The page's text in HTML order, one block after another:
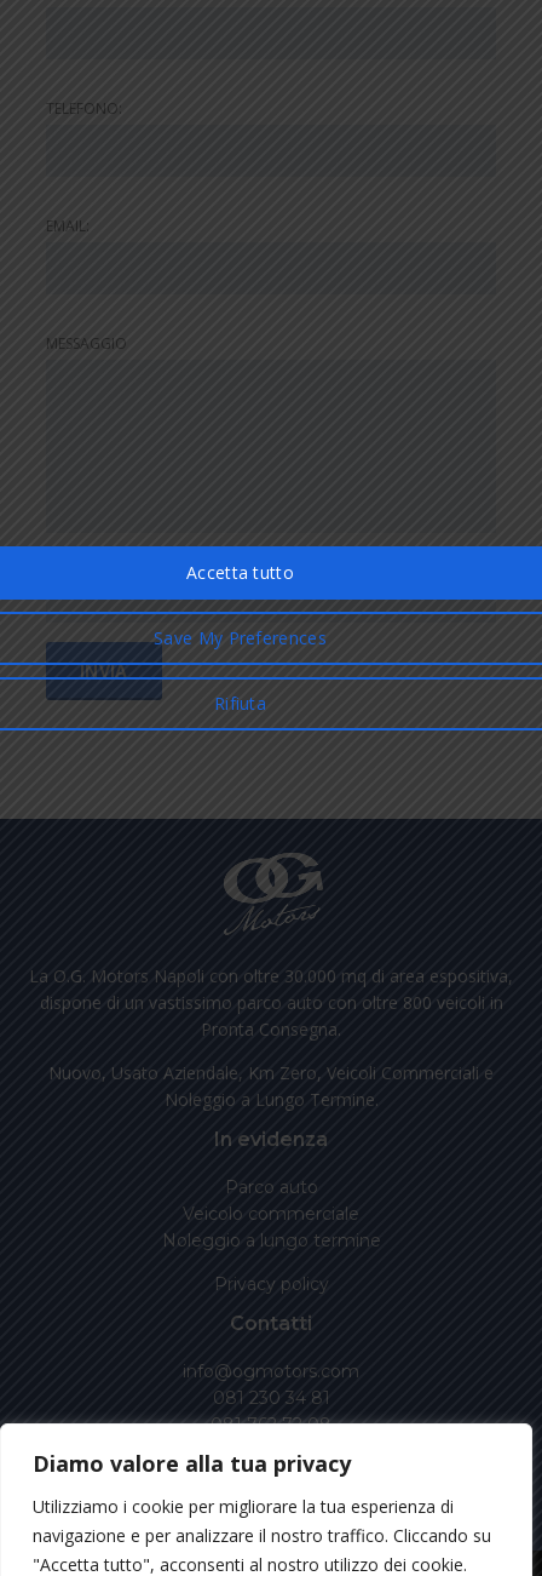
Diamo valore alla tua privacy
Utilizziamo i cookie per migliorare la tua esperienza di
navigazione e per analizzare il nostro traffico. Cliccando su
"Accetta tutto", acconsenti al nostro utilizzo dei cookie.
TELEFONO:
EMAIL:
MESSAGGIO
La O.G. Motors Napoli con oltre 30.000 mq di area espositiva,
dispone di un vastissimo parco auto con oltre 800 veicoli in
Pronta Consegna.
Nuovo, Usato Aziendale, Km Zero, Veicoli Commerciali e
Noleggio a Lungo Termine.
In evidenza
Parco auto
Veicolo commerciale
Noleggio a lungo termine
Privacy policy
Contatti
info@ogmotors.com
081 230 34 81
081 762 72 08
Via Antiniana, 14, G\H\I Pozzuoli (NA)
Prolungamento Via Scarfoglio, Agnano (NA)